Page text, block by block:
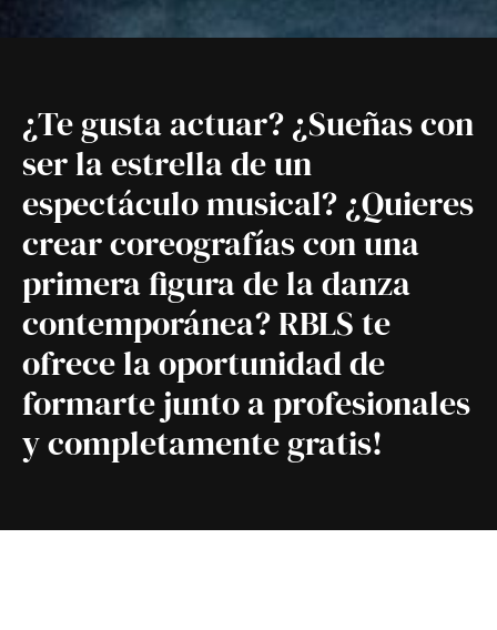
¿Te gusta actuar?¿Sueñas con
ser la estrella de un
espectáculo musical? ¿Quieres
crear coreografías con una
primera figura de la danza
contemporánea? RBLS te
ofrece la oportunidad de
formarte junto a profesionales
y completamente gratis!